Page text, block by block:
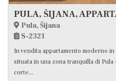
Pula, Šijana
S-2321
In vendita appartamento moderno
situata in una zona tranquilla di Pula
corte...